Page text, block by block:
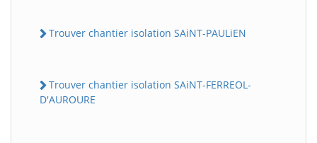
Trouver chantier isolation SAiNT-PAULiEN
Trouver chantier isolation SAiNT-FERREOL-
D'AUROURE